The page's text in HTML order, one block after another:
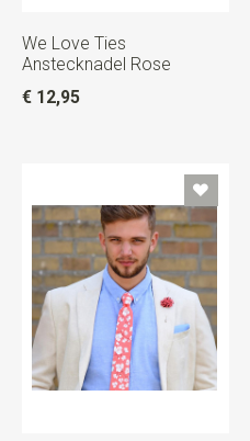
We Love Ties
Anstecknadel Rose
€ 12,95